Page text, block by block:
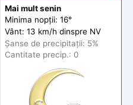
Mai mult senin
Minima nopții: 16°
Vânt: 13 km/h dinspre NV
Șanse de precipitații: 5%
Cantitate precip.: 0